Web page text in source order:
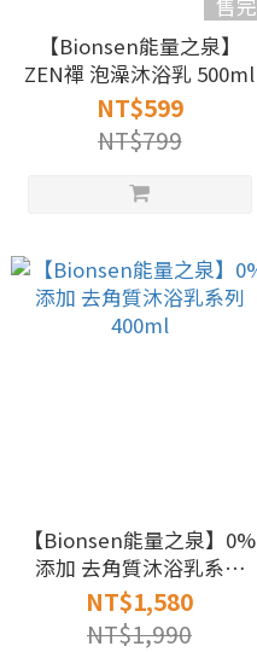
售完
【Bionsen能量之泉】
ZEN禪 泡澡沐浴乳 500ml
NT$599
NT$799
【Bionsen能量之泉】0%
添加 去角質沐浴乳系列
400ml
NT$1,580
NT$1,990